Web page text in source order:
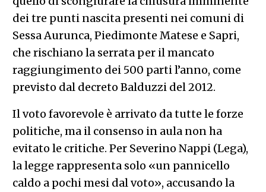
dei tre punti nascita presenti nei comuni di
Sessa Aurunca, Piedimonte Matese e Sapri,
che rischiano la serrata per il mancato
raggiungimento dei 500 parti l’anno, come
previsto dal decreto Balduzzi del 2012.
Il voto favorevole è arrivato da tutte le forze
politiche, ma il consenso in aula non ha
evitato le critiche. Per Severino Nappi (Lega),
la legge rappresenta solo «un pannicello
caldo a pochi mesi dal voto», accusando la